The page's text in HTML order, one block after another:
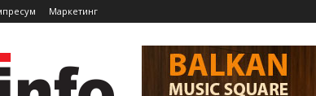
Маркетинг